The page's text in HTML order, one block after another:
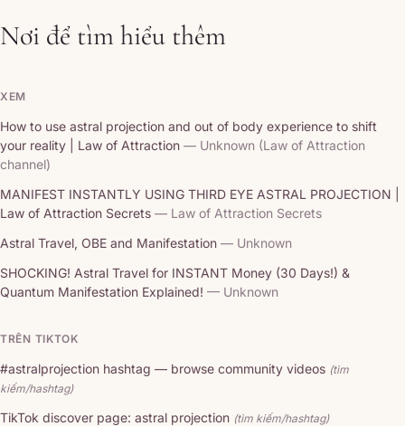
Nơi để tìm hiểu thêm
XEM
How to use astral projection and out of body experience to shift
your reality | Law of Attraction — Unknown (Law of Attraction
channel)
MANIFEST INSTANTLY USING THIRD EYE ASTRAL PROJECTION |
Law of Attraction Secrets — Law of Attraction Secrets
Astral Travel, OBE and Manifestation — Unknown
SHOCKING! Astral Travel for INSTANT Money (30 Days!) &
Quantum Manifestation Explained! — Unknown
TRÊN TIKTOK
#astralprojection hashtag — browse community videos (tìm
kiếm/hashtag)
TikTok discover page: astral projection (tìm kiếm/hashtag)